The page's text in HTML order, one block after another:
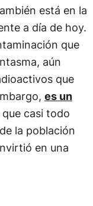
está en la
a día de hoy.
que
aún
que
es un
casi todo
la población
en una